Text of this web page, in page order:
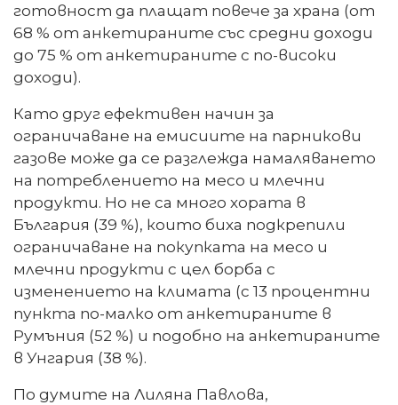
готовност да плащат повече за храна (от
68 % от анкетираните със средни доходи
до 75 % от анкетираните с по-високи
доходи).
Като друг ефективен начин за
ограничаване на емисиите на парникови
газове може да се разглежда намаляването
на потреблението на месо и млечни
продукти. Но не са много хората в
България (39 %), които биха подкрепили
ограничаване на покупката на месо и
млечни продукти с цел борба с
изменението на климата (с 13 процентни
пункта по-малко от анкетираните в
Румъния (52 %) и подобно на анкетираните
в Унгария (38 %).
По думите на Лиляна Павлова,